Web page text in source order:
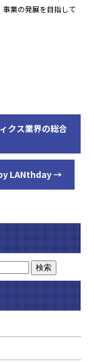
事業の発展を目指して
クス業界の総合
LANthday→